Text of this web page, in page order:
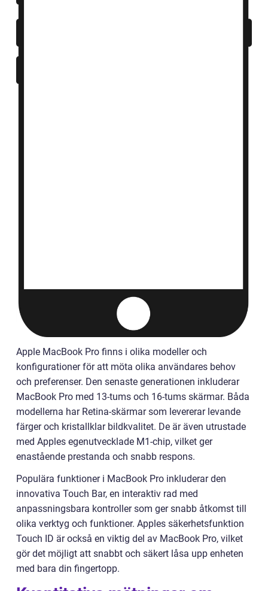
Apple MacBook Pro finns i olika modeller och
konfigurationer för att möta olika användares behov
och preferenser. Den senaste generationen inkluderar
MacBook Pro med 13-tums och 16-tums skärmar. Båda
modellerna har Retina-skärmar som levererar levande
färger och kristallklar bildkvalitet. De är även utrustade
med Apples egenutvecklade M1-chip, vilket ger
enastående prestanda och snabb respons.
Populära funktioner i MacBook Pro inkluderar den
innovativa Touch Bar, en interaktiv rad med
anpassningsbara kontroller som ger snabb åtkomst till
olika verktyg och funktioner. Apples säkerhetsfunktion
Touch ID är också en viktig del av MacBook Pro, vilket
gör det möjligt att snabbt och säkert låsa upp enheten
med bara din fingertopp.